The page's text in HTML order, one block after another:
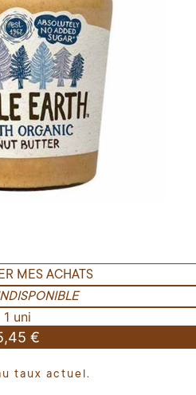
MES ACHATS
1 uni
€
taux actuel.